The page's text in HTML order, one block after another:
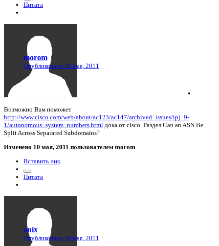
Цитата
morom
Опубликовано 10 мая, 2011
Возможно Вам поможет
http://www.cisco.com/web/about/ac123/ac147/archived_issues/ipj_9-
1/autonomous_system_numbers.html дока от cisco. Раздел Can an ASN Be
Split Across Separated Subdomains?
Изменено 10 мая, 2011 пользователем morom
Вставить ник
Цитата
anix
Опубликовано 10 мая, 2011